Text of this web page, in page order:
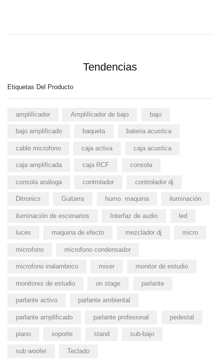
Tendencias
Etiquetas Del Producto
amplificador Amplificador de bajo bajo
bajo amplificado baqueta bateria acustica
cable microfono caja activa caja acustica
caja amplificada caja RCF consola
consola análoga controlador controlador dj
Ditronics Guitarra humo. maquina iluminación
iluminación de escenarios Interfaz de audio led
luces maquina de efecto mezclador dj micro
microfono microfono condensador
microfono inalambrico mixer monitor de estudio
monitores de estudio on stage parlante
parlante activo parlante ambiental
parlante amplificado parlante profesional pedestal
piano soporte stand sub-bajo
sub woofer Teclado